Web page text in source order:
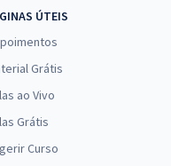
ÚTEIS
Grátis
ao Vivo
Grátis
Curso